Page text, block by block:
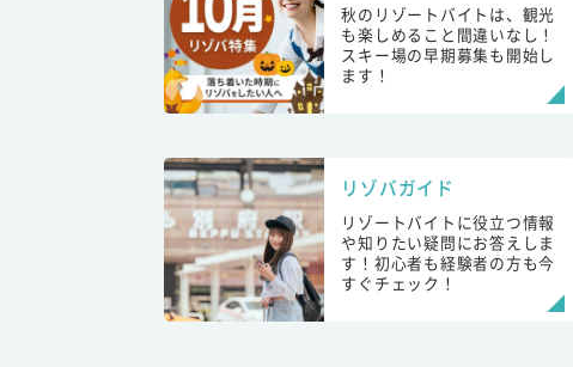
秋のリゾートバイトは、観光
も楽しめること間違いなし！
スキー場の早期募集も開始し
ます！
リゾバガイド
リゾートバイトに役立つ情報
や知りたい疑問にお答えしま
す！初心者も経験者の方も今
すぐチェック！